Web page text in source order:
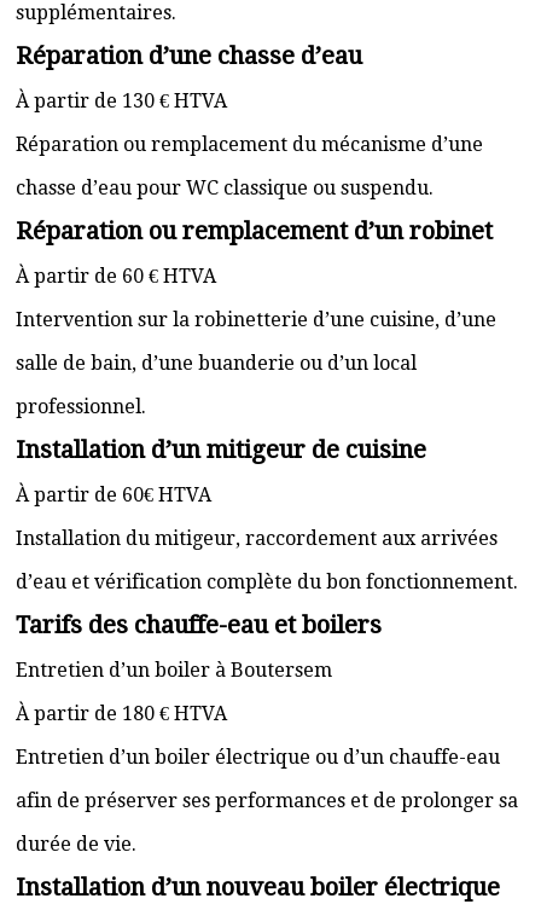
supplémentaires.
Réparation d’une chasse d’eau
À partir de 130 € HTVA
Réparation ou remplacement du mécanisme d’une
chasse d’eau pour WC classique ou suspendu.
Réparation ou remplacement d’un robinet
À partir de 60 € HTVA
Intervention sur la robinetterie d’une cuisine, d’une
salle de bain, d’une buanderie ou d’un local
professionnel.
Installation d’un mitigeur de cuisine
À partir de 60€ HTVA
Installation du mitigeur, raccordement aux arrivées
d’eau et vérification complète du bon fonctionnement.
Tarifs des chauffe-eau et boilers
Entretien d’un boiler à Boutersem
À partir de 180 € HTVA
Entretien d’un boiler électrique ou d’un chauffe-eau
afin de préserver ses performances et de prolonger sa
durée de vie.
Installation d’un nouveau boiler électrique